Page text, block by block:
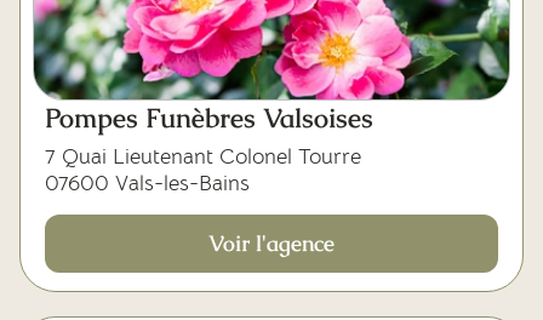
Pompes Funèbres Valsoises
7 Quai Lieutenant Colonel Tourre
07600 Vals-les-Bains
Voir l'agence